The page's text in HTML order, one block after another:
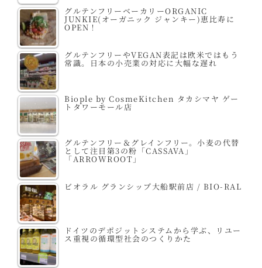
グルテンフリーベーカリーORGANIC
JUNKIE(オーガニック ジャンキー)恵比寿に
OPEN！
グルテンフリーやVEGAN表記は欧米ではもう
常識。日本の小売業の対応に大幅な遅れ
Biople by CosmeKitchen タカシマヤ ゲー
トタワーモール店
グルテンフリー＆グレインフリー。小麦の代替
として注目第3の粉「CASSAVA」
「ARROWROOT」
ビオラル グランシップ大船駅前店 / BIO-RAL
ドイツのデポジットシステムから学ぶ、リユー
ス重視の循環型社会のつくりかた